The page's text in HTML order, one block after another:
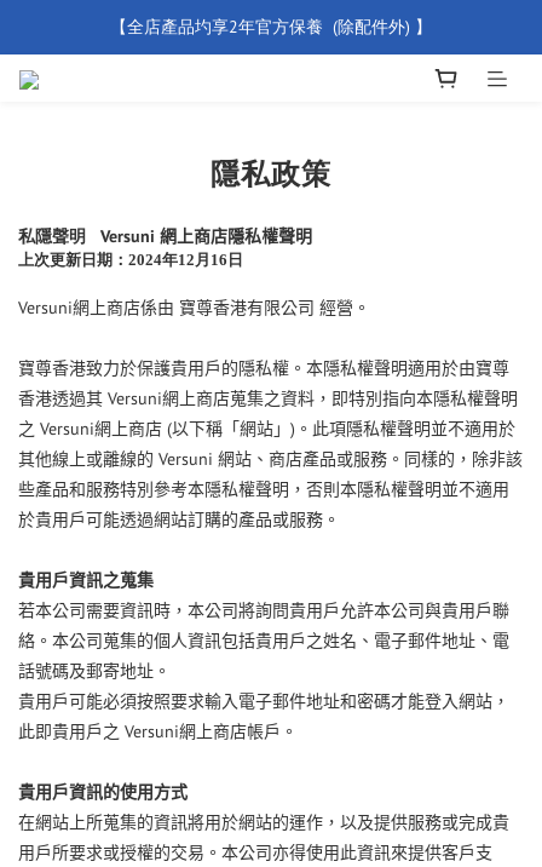
【買滿 $500 免運費】
【全店產品圴享2年官方保養  (除配件外) 】
隱私政策
私隱聲明 Versuni 網上商店隱私權聲明
上次更新日期：2024年12月16日
Versuni網上商店係由 寶尊香港有限公司 經營。
寶尊香港致力於保護貴用戶的隱私權。本隱私權聲明適用於由寶尊
香港透過其 Versuni網上商店蒐集之資料，即特別指向本隱私權聲明
之 Versuni網上商店 (以下稱「網站」 ) 。此項隱私權聲明並不適用於
其他線上或離線的 Versuni 網站、商店產品或服務。同樣的，除非該
些產品和服務特別參考本隱私權聲明，否則本隱私權聲明並不適用
於貴用戶可能透過網站訂購的產品或服務。
貴用戶資訊之蒐集
若本公司需要資訊時，本公司將詢問貴用戶允許本公司與貴用戶聯
絡。本公司蒐集的個人資訊包括貴用戶之姓名、電子郵件地址、電
話號碼及郵寄地址。
貴用戶可能必須按照要求輸入電子郵件地址和密碼才能登入網站，
此即貴用戶之 Versuni網上商店帳戶。
貴用戶資訊的使用方式
在網站上所蒐集的資訊將用於網站的運作，以及提供服務或完成貴
用戶所要求或授權的交易。本公司亦得使用此資訊來提供客戶支